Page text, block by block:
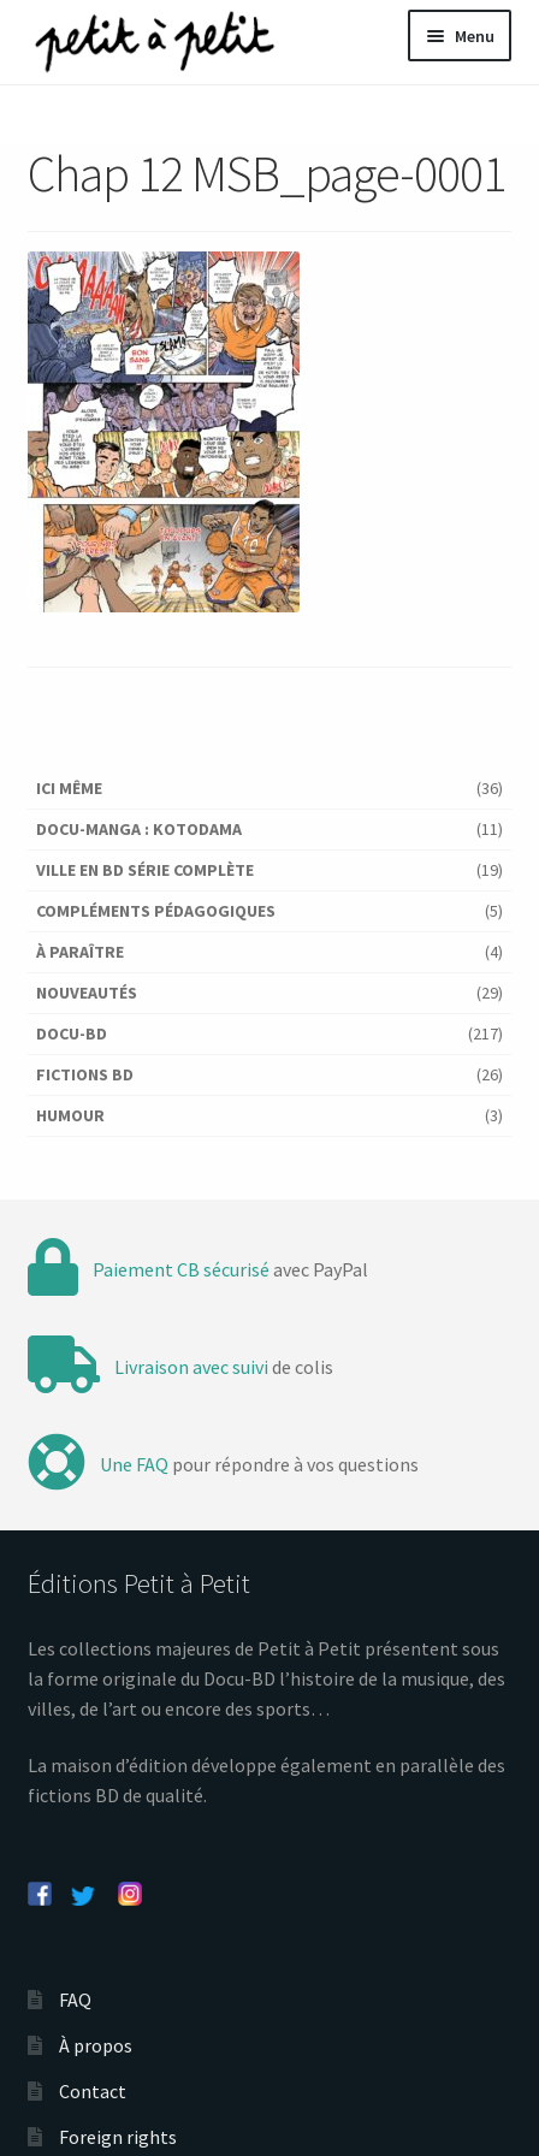
Aller
à
Aller
au
Menu
Chap 12 MSB_page-0001
ICI MÊME
(36)
DOCU-MANGA : KOTODAMA
(11)
VILLE EN BD SÉRIE COMPLÈTE
(19)
COMPLÉMENTS PÉDAGOGIQUES
(5)
À PARAÎTRE
(4)
NOUVEAUTÉS
(29)
DOCU-BD
(217)
FICTIONS BD
(26)
HUMOUR
(3)
Paiement CB sécurisé avec PayPal
Livraison avec suivi de colis
Une FAQ pour répondre à vos questions
Éditions Petit à Petit
Les collections majeures de Petit à Petit présentent sous
la forme originale du Docu-BD l’histoire de la musique, des
villes, de l’art ou encore des sports…
La maison d’édition développe également en parallèle des
fictions BD de qualité.
FAQ
À propos
Contact
Foreign rights